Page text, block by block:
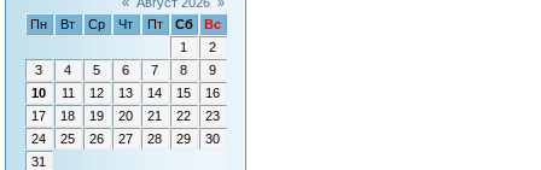
Пн
Вт Ср Чт Пт Сб
Вс
1
2
3
4 5 6 7 8
9
10
11 12 13 14 15
16
17
18 19 20 21 22
23
24
25 26 27 28 29
30
31